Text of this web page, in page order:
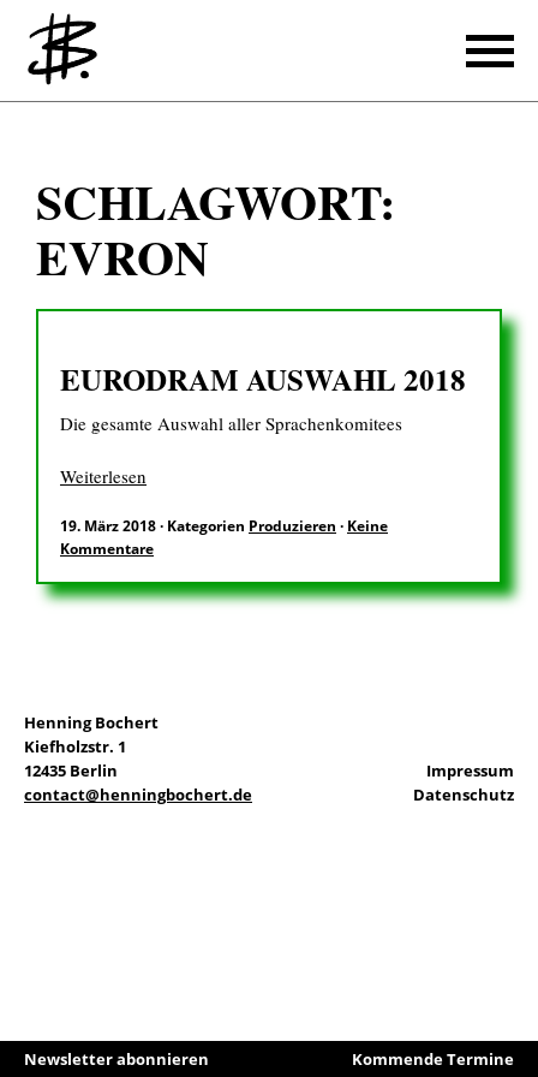
Schreiben
Referenzen
Produzieren
Übersetzen
Referenzen
Über mich
EN
Suchen
SCHLAGWORT:
EVRON
EURODRAM AUSWAHL 2018
Die gesamte Auswahl aller Sprachenkomitees
Weiterlesen
19. März 2018· Kategorien Produzieren · Keine
Kommentare
Henning Bochert
Kiefholzstr. 1
12435 Berlin
contact@henningbochert.de
Impressum
Datenschutz
Newsletter abonnieren Kommende Termine